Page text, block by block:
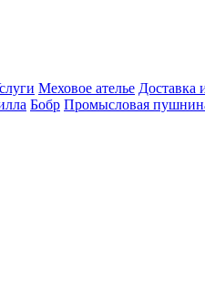
Меховое ателье Доставка
Бобр Промысловая